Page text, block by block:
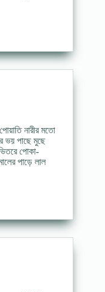
নারীর মতো
ভয় পাছে মুছে
পোকা-
পাড়ে লাল